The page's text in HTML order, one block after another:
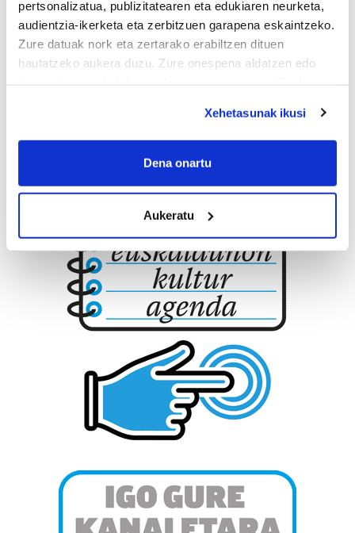
pertsonalizatua, publizitatearen eta edukiaren neurketa,
audientzia-ikerketa eta zerbitzuen garapena eskaintzeko.
Zure datuak nork eta zertarako erabiltzen dituen
hautatzeko aukera duzu. Zure onespena aldatzen edo
If you allow, we would also like to:
Collect information about your geographical
meters
Identify your device by actively scanning it for
specific characteristics (fingerprinting)
Find out more about how your personal data is processed
and set your preferences in thedetails section
Guk eta gure bazkideek zure datu pertsonalak
prozesatzen ditugu, zure IP zenbakia, besteak beste,
teknologia erabiliz, cookieak adibidez, iragarki eta eduki
pertsonalizatuak eskaintzeko, iragarkiak eta edukia
neurtzeko, jendeari buruzko informazioa biltzeko eta
produktuak garatzeko. Zure datuak nork eta zertarako
erabiltzen dituen hauta dezakezu.
Bazkide batzuek ez dizute baimenik eskatzen, eta beren
interes komertzial legitimoetan babesten dira. Ikusi gure
bazkideen zerrenda, beren ustez zein helburutarako
duten interes legitimoa eta horren aurka nola egin
Xehetasunak ikusi
Dena onartu
Aukeratu
Errenteria-Orereta